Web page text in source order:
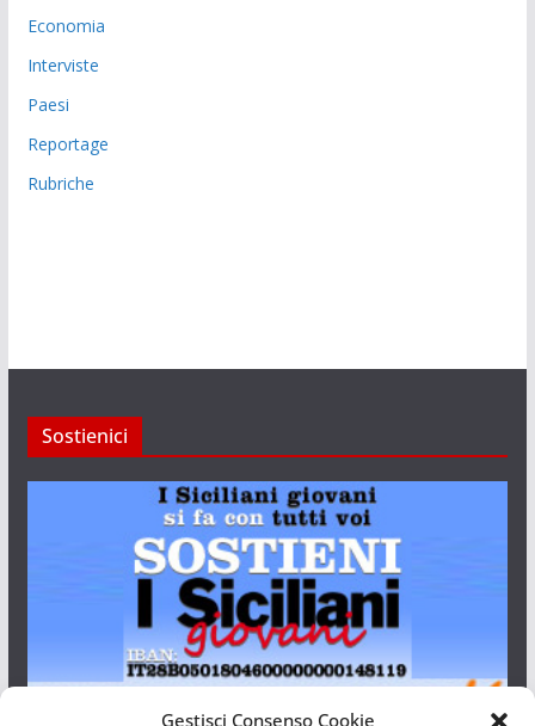
Gestisci Consenso Cookie
Economia
Interviste
Paesi
Reportage
Rubriche
Sostienici